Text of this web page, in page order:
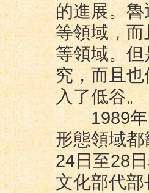
的進展。
等領域，
等領域。但
究，而且
入了低谷。
1989年的
形態領域
24日至28
文化部代